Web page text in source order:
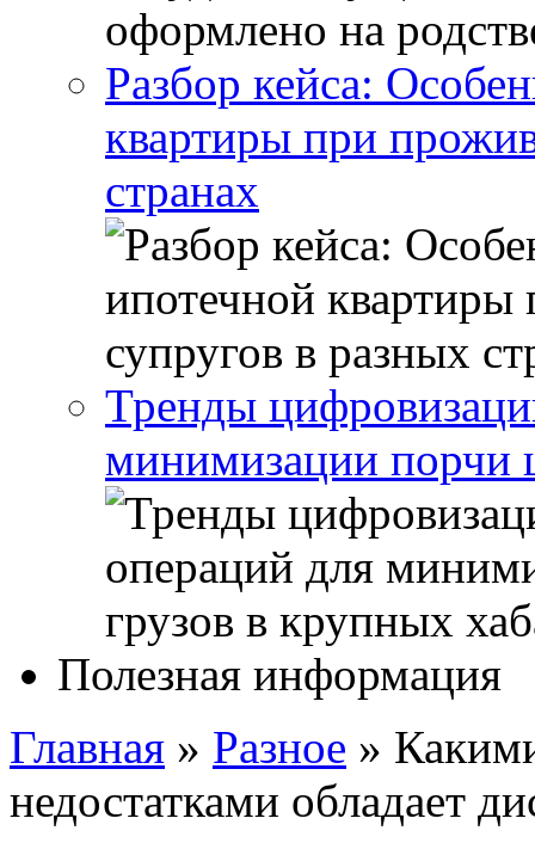
Разбор кейса:
квартиры при
странах
Тренды
минимизации порчи
Полезная информация
Главная » Разное »
недостатками обладает